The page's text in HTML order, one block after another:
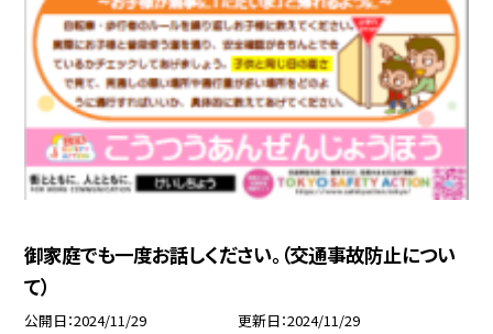
御家庭でも一度お話しください。（交通事故防止につい
て）
公開日 2024/11/29 更新日 2024/11/29